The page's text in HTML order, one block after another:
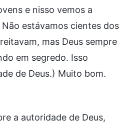
e nisso vemos a
estávamos cientes dos
mas Deus sempre
em segredo. Isso
de Deus.) Muito bom.
a autoridade de Deus,